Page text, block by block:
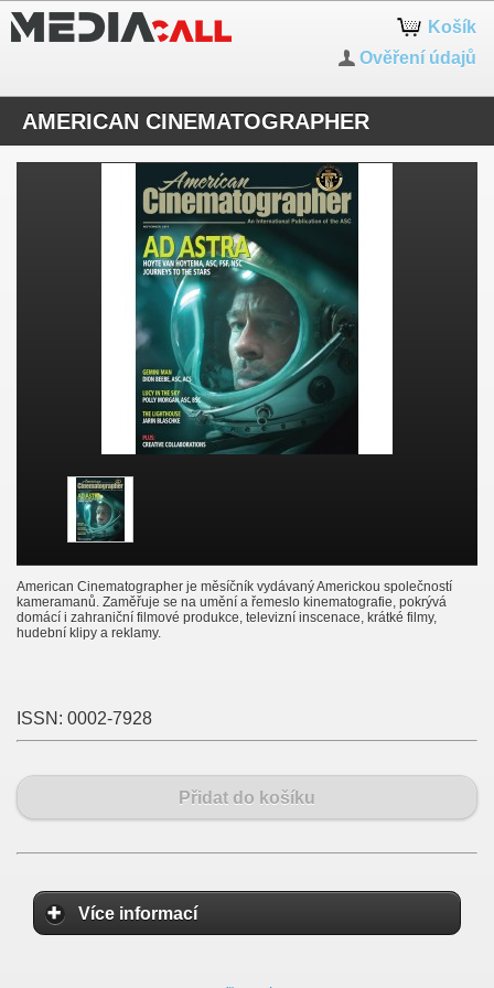
Košík
Ověření údajů
AMERICAN CINEMATOGRAPHER
American Cinematographer je měsíčník vydávaný Americkou společností
kameramanů. Zaměřuje se na umění a řemeslo kinematografie, pokrývá
domácí i zahraniční filmové produkce, televizní inscenace, krátké filmy,
hudební klipy a reklamy.
ISSN: 0002-7928
Přidat do košíku
Více informací